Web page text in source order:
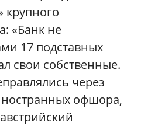
крупного
«Банк не
17 подставных
свои собственные.
через
офшора,